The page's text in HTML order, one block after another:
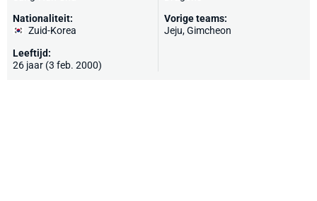
Nationaliteit:
Zuid-Korea
Leeftijd:
26 jaar (3 feb. 2000)
Vorige teams:
Jeju, Gimcheon